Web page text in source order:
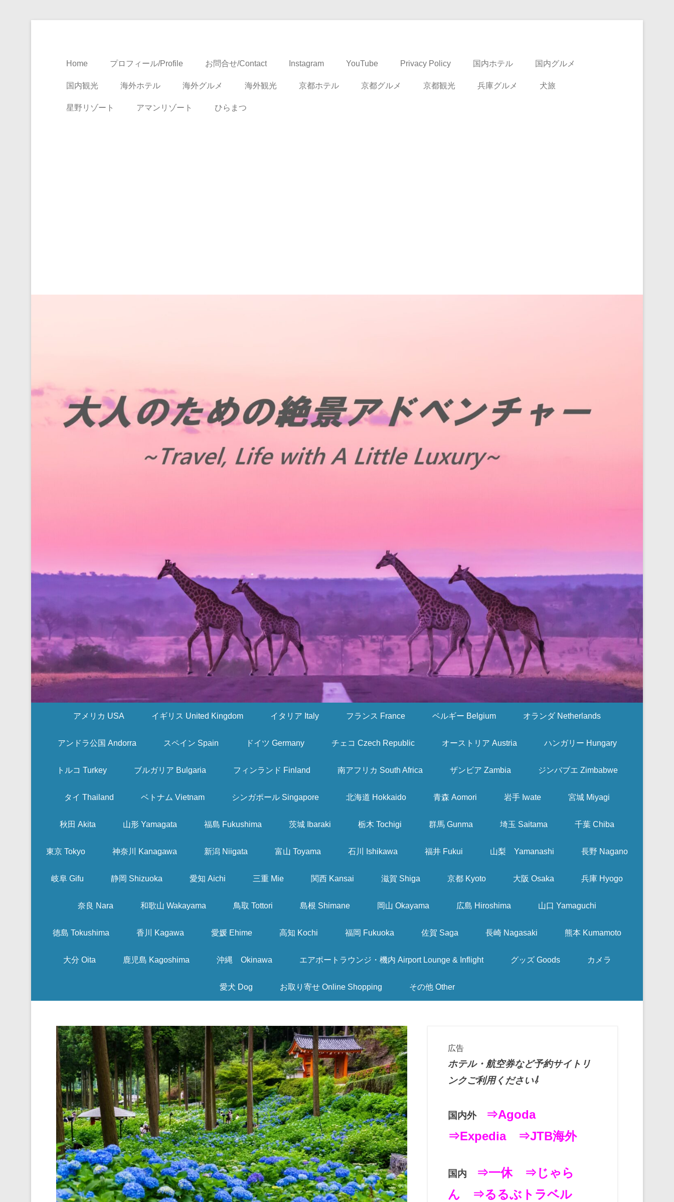
Home プロフィール/Profile お問合せ/Contact Instagram YouTube Privacy Policy 国内ホテル 国内グルメ
国内観光 海外ホテル 海外グルメ 海外観光 京都ホテル 京都グルメ 京都観光 兵庫グルメ 犬旅
星野リゾート アマンリゾート ひらまつ
アメリカ USA イギリス United Kingdom イタリア Italy フランス France ベルギー Belgium オランダ Netherlands
アンドラ公国 Andorra スペイン Spain ドイツ Germany チェコ Czech Republic オーストリア Austria ハンガリー Hungary
トルコ Turkey ブルガリア Bulgaria フィンランド Finland 南アフリカ South Africa ザンビア Zambia ジンバブエ Zimbabwe
タイ Thailand ベトナム Vietnam シンガポール Singapore 北海道 Hokkaido 青森 Aomori 岩手 Iwate 宮城 Miyagi
秋田 Akita 山形 Yamagata 福島 Fukushima 茨城 Ibaraki 栃木 Tochigi 群馬 Gunma 埼玉 Saitama 千葉 Chiba
東京 Tokyo 神奈川 Kanagawa 新潟 Niigata 富山 Toyama 石川 Ishikawa 福井 Fukui 山梨 Yamanashi 長野 Nagano
岐阜 Gifu 静岡 Shizuoka 愛知 Aichi 三重 Mie 関西 Kansai 滋賀 Shiga 京都 Kyoto 大阪 Osaka 兵庫 Hyogo
奈良 Nara 和歌山 Wakayama 鳥取 Tottori 島根 Shimane 岡山 Okayama 広島 Hiroshima 山口 Yamaguchi
徳島 Tokushima 香川 Kagawa 愛媛 Ehime 高知 Kochi 福岡 Fukuoka 佐賀 Saga 長崎 Nagasaki 熊本 Kumamoto
大分 Oita 鹿児島 Kagoshima 沖縄 Okinawa エアポートラウンジ・機内 Airport Lounge & Inflight グッズ Goods カメラ
愛犬 Dog お取り寄せ Online Shopping その他 Other
広告
ホテル・航空券など予約サイトリ
ンクご利用ください⇩
国内外
⇒Agoda
⇒Expedia
⇒JTB海外
国内 ⇒一休
⇒じゃら
ん
⇒るるぶトラベル